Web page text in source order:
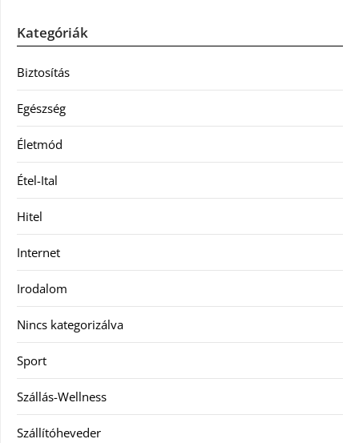
Kategóriák
Biztosítás
Egészség
Életmód
Étel-Ital
Hitel
Internet
Irodalom
Nincs kategorizálva
Sport
Szállás-Wellness
Szállítóheveder